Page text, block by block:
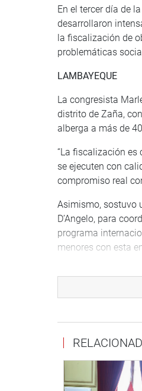
En el tercer día de
desarrollaron
la fiscalización de
problemáticas
LAMBAYEQUE
La congresista
distrito de Zaña,
alberga a más de
“La fiscalización es
se ejecuten con
compromiso real
Asimismo, sostuvo
D’Angelo, para
programa
menores con esta
El congresista Luis
directamente sus
Entre las
fortalecimiento
escolar,